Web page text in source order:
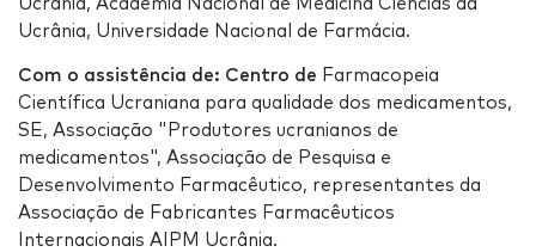
Ucrânia, Academia Nacional de Medicina Ciências da
Ucrânia, Universidade Nacional de Farmácia.
Com o assistência de: Centro de Farmacopeia
Científica Ucraniana para qualidade dos medicamentos,
SE, Associação "Produtores ucranianos de
medicamentos", Associação de Pesquisa e
Desenvolvimento Farmacêutico, representantes da
Associação de Fabricantes Farmacêuticos
Internacionais AIPM Ucrânia.